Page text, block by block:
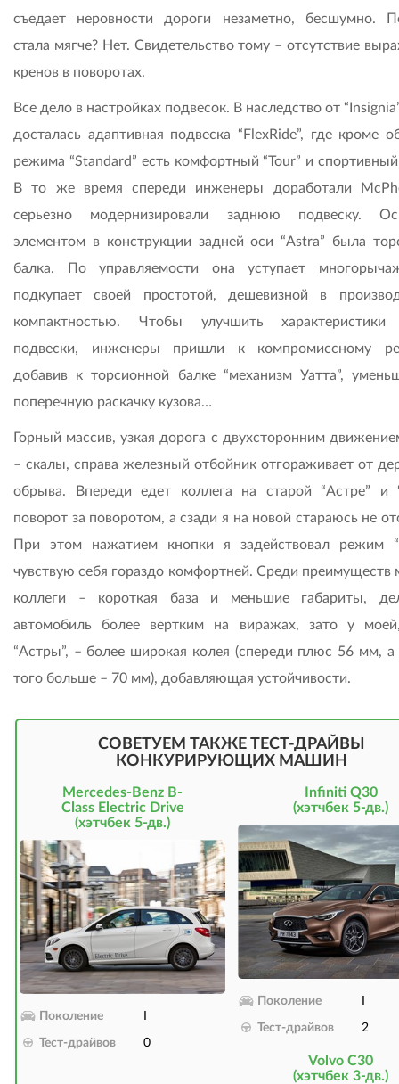
съедает неровности дороги незаметно, бесшумно.
стала мягче? Нет. Свидетельство тому – отсутствие
кренов в поворотах.
Все дело в настройках подвесок. В наследство от
досталась адаптивная подвеска “FlexRide”, где кроме
режима “Standard” есть комфортный “Tour” и спортивный
В то же время спереди инженеры доработали
серьезно модернизировали заднюю подвеску.
элементом в конструкции задней оси “Astra” была
балка. По управляемости она уступает
подкупает своей простотой, дешевизной в
компактностью. Чтобы улучшить характеристики
подвески, инженеры пришли к компромиссному
добавив к торсионной балке “механизм Уатта”,
поперечную раскачку кузова…
Горный массив, узкая дорога с двухсторонним
– скалы, справа железный отбойник отгораживает от
обрыва. Впереди едет коллега на старой “Астре” и
поворот за поворотом, а сзади я на новой стараюсь не
При этом нажатием кнопки я задействовал режим
чувствую себя гораздо комфортней. Среди
коллеги – короткая база и меньшие габариты,
автомобиль более вертким на виражах, зато у
“Астры”, – более широкая колея (спереди плюс 56 мм, а
того больше – 70 мм), добавляющая устойчивости.
СОВЕТУЕМ ТАКЖЕ ТЕСТ-ДРАЙВЫ
КОНКУРИРУЮЩИХ МАШИН
Mercedes-Benz B-
Class Electric Drive
(хэтчбек 5-дв.)
Поколение
Тест-драйвов 0
Infiniti Q30
(хэтчбек 5-дв.)
Поколение
Тест-драйвов 2
Volvo C30
(хэтчбек 3-дв.)